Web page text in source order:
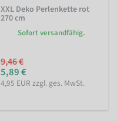
XXL Deko Perlenkette rot
270 cm
Sofort versandfähig.
9,46 €
5,89 €
4,95 EUR zzgl. ges. MwSt.